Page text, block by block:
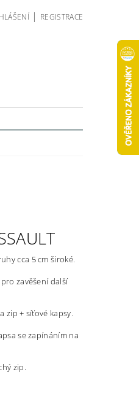
| REGISTRACE
cca 5 cm široké.
zavěšení další
zip + síťové kapsy.
se zapínáním na
zip.